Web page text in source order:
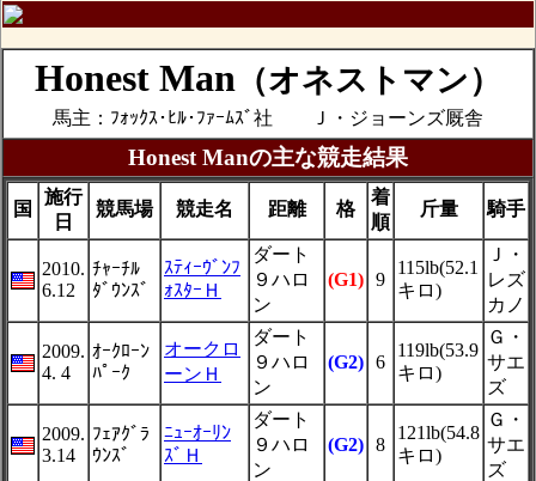
Honest Man （オネストマン）
馬主：ﾌｫｯｸｽ･ﾋﾙ･ﾌｧｰﾑｽﾞ社 Ｊ・ジョーンズ厩舎
Honest Manの主な競走結果
国
施行
日
競馬場 競走名 距離 格
着
順
斤量 騎手
2010.
6.12
ﾁｬｰﾁﾙ
ﾀﾞｳﾝｽﾞ
ｽﾃｨｰｳﾞﾝﾌ
ｫｽﾀｰＨ
ダート
９ハロ
ン
(G1) 9
115lb(52.1
キロ)
Ｊ・
レズ
カノ
2009.
4. 4
ｵｰｸﾛｰﾝ
ﾊﾟｰｸ
オークロ
ーンＨ
ダート
９ハロ
ン
(G2) 6
119lb(53.9
キロ)
Ｇ・
サエ
ズ
2009.
3.14
ﾌｪｱｸﾞﾗ
ｳﾝｽﾞ
ﾆｭｰｵｰﾘﾝ
ｽﾞＨ
ダート
９ハロ
ン
(G2) 8
121lb(54.8
キロ)
Ｇ・
サエ
ズ